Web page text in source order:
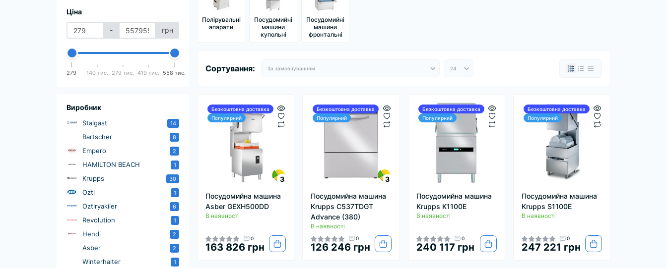
Ціна
- грн
279 140 тис. 279 тис. 419 тис. 558 тис.
Виробник
Stalgast 14
Bartscher 8
Empero 2
HAMILTON BEACH 1
Krupps 30
Ozti 1
Oztiryakiler 6
Revolution 1
Hendi 2
Asber 2
Winterhalter 1
Полірувальні
апарати
Посудомийні
машини
купольні
Посудомийні
машини
фронтальні
Сортування:
Безкоштовна доставка
Популярний
3
Посудомийна машина
Asber GEXH500DD
В наявності
0
163 826 грн
Безкоштовна доставка
Популярний
3
Посудомийна машина
Krupps C537TDGT
Advance (380)
В наявності
0
126 246 грн
Безкоштовна доставка
Популярний
Посудомийна машина
Krupps K1100E
В наявності
0
240 117 грн
Безкоштовна доставка
Популярний
Посудомийна машина
Krupps S1100E
В наявності
0
247 221 грн